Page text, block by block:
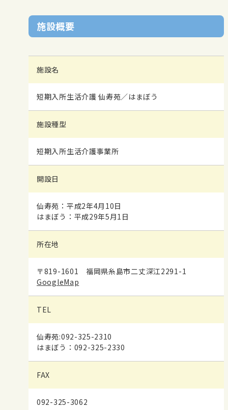
施設概要
施設名
短期入所生活介護 仙寿苑／はまぼう
施設種型
短期入所生活介護事業所
開設日
仙寿苑：平成2年4月10日
はまぼう：平成29年5月1日
所在地
〒819-1601 福岡県糸島市二丈深江2291-1
GoogleMap
TEL
仙寿苑:092-325-2310
はまぼう：092-325-2330
FAX
092-325-3062